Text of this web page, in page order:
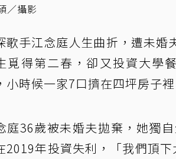
／攝影
歌手江念庭人生曲折，遭未婚
覓得第二春，卻又投資大學
小時候一家7口擠在四坪房子
庭36歲被未婚夫拋棄，她獨
2019年投資失利，「我們頂